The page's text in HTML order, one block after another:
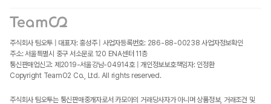
주식회사 팀오투 | 대표자: 홍성주 | 사업자등록번호: 286-88-00238 사업자정보확인
주소: 서울특별시 중구 서소문로 120 ENA센터 11층
통신판매업신고: 제2019-서울강남-04914호 | 개인정보보호책임자: 인정환
Copyright TeamO2 Co., Ltd. All rights reserved.
주식회사 팀오투는 통신판매중개자로서 카모아의 거래당사자가 아니며 상품정보, 거래조건 및